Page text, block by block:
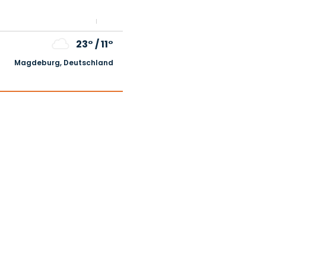
23°/11°
Magdeburg, Deutschland